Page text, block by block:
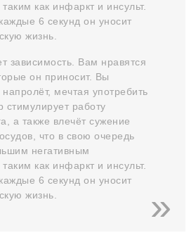
как инфаркт и инсульт.
6 секунд он уносит
жизнь.
зависимость. Вам нравятся
он приносит. Вы
мечтая употребить
стимулирует работу
а также влечёт сужение
что в свою очередь
негативным
как инфаркт и инсульт.
6 секунд он уносит
жизнь.